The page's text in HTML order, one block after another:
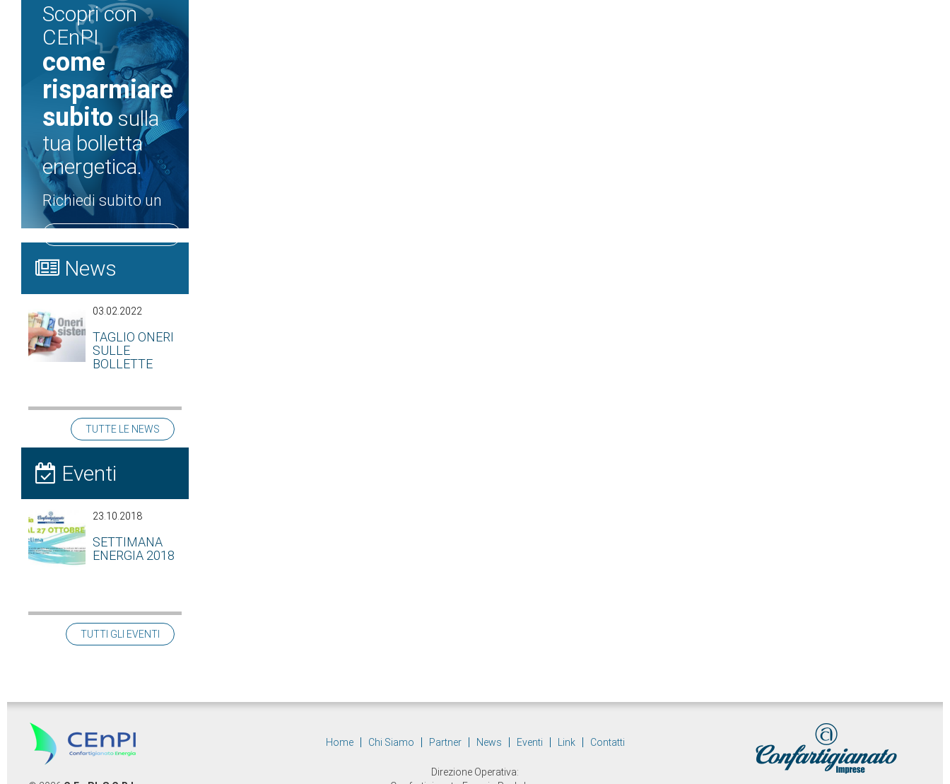
Scopri con
CEnPI
come
risparmiare
subito sulla
tua bolletta
energetica.
Richiedi subito un
News
03.02.2022
TAGLIO ONERI
SULLE
BOLLETTE
TUTTE LE NEWS
Eventi
23.10.2018
SETTIMANA
ENERGIA 2018
TUTTI GLI EVENTI
Home Chi Siamo Partner News Eventi Link Contatti
Direzione Operativa: